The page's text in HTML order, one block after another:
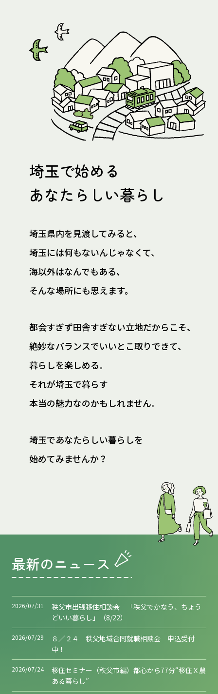
埼玉で始める
あなたらしい暮らし
埼玉県内を見渡してみると、
埼玉には何もないんじゃなくて、
海以外はなんでもある、
そんな場所にも思えます。
都会すぎず田舎すぎない立地だからこそ、
絶妙なバランスでいいとこ取りできて、
暮らしを楽しめる。
それが埼玉で暮らす
本当の魅力なのかもしれません。
埼玉であなたらしい暮らしを
始めてみませんか？
最新のニュース
2026/07/31
秩父市出張移住相談会 「秩父でかなう、ちょう
どいい暮らし」（8/22）
2026/07/29
８／２４ 秩父地域合同就職相談会 申込受付
中！
2026/07/24
移住セミナー（秩父市編）都心から77分“移住Ｘ農
ある暮らし”